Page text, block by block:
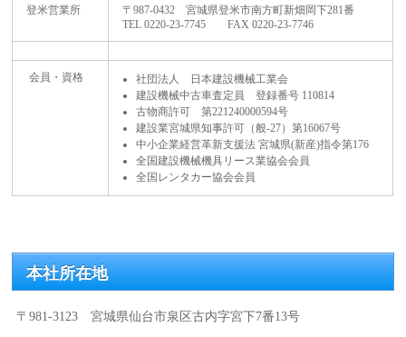
登米営業所
〒987-0432 宮城県登米市南方町新畑岡下281番
TEL 0220-23-7745 FAX 0220-23-7746
会員・資格
社団法人 日本建設機械工業会
建設機械中古車査定員 登録番号 110814
古物商許可 第221240000594号
建設業宮城県知事許可（般-27）第16067号
中小企業経営革新支援法 宮城県(新産)指令第176
全国建設機械機具リース業協会会員
全国レンタカー協会会員
本社所在地
〒981-3123 宮城県仙台市泉区古内字宮下7番13号